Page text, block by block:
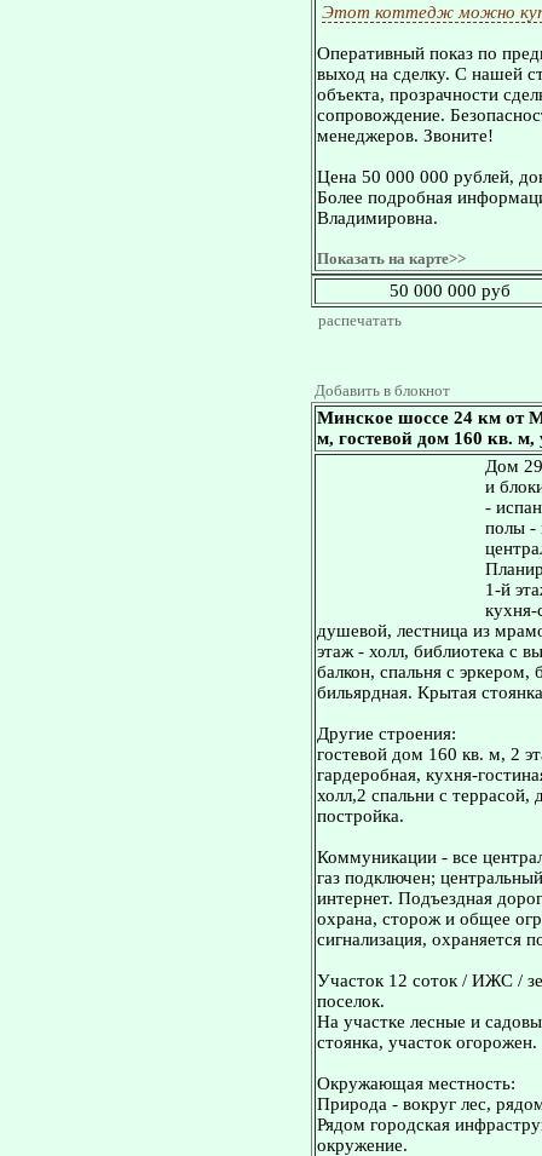
Этот коттедж можно
Оперативный показ по
выход на сделку. С нашей
объекта, прозрачности
сопровождение.
менеджеров. Звоните!
Цена 50 000 000 рублей,
Более подробная
Владимировна.
Показать на карте>>
50 000 000 руб
распечатать
Добавить в блокнот
Минское шоссе 24 км от
м, гостевой дом 160 кв. м,
Дом
и
-
полы -
1-й
кухня-
душевой, лестница из
этаж - холл, библиотека с
балкон, спальня с эркером,
бильярдная. Крытая
Другие строения:
гостевой дом 160 кв. м, 2
гардеробная, кухня-
холл,2 спальни с террасой,
постройка.
Коммуникации - все
газ подключен;
интернет. Подъездная
охрана, сторож и общее
сигнализация, охраняется
Участок 12 соток / ИЖС /
поселок.
На участке лесные и
стоянка, участок огорожен.
Окружающая местность:
Природа - вокруг лес,
Рядом городская
окружение.